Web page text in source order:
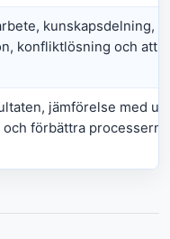
kunskapsdelning,
konfliktlösning och att
jämförelse med
förbättra